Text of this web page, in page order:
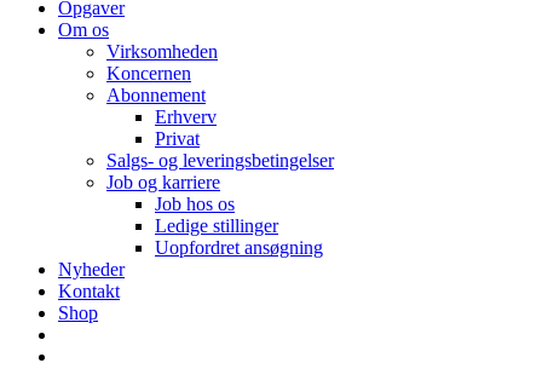
Opgaver
Om os
Virksomheden
Koncernen
Abonnement
Erhverv
Privat
Salgs- og leveringsbetingelser
Job og karriere
Job hos os
Ledige stillinger
Uopfordret ansøgning
Nyheder
Kontakt
Shop